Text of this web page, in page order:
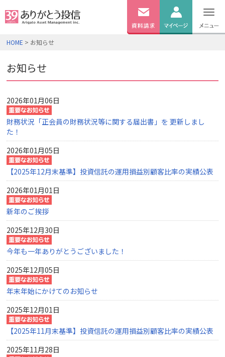
HOME > お知らせ
お知らせ
2026年01月06日
財務状況「正会員の財務状況等に関する届出書」を 更新しまし
た！
2026年01月05日
【2025年12月末基準】投資信託の運用損益別顧客比率の実績公表
2026年01月01日
新年のご挨拶
2025年12月30日
今年も一年ありがとうございました！
2025年12月05日
年末年始にかけてのお知らせ
2025年12月01日
【2025年11月末基準】投資信託の運用損益別顧客比率の実績公表
2025年11月28日